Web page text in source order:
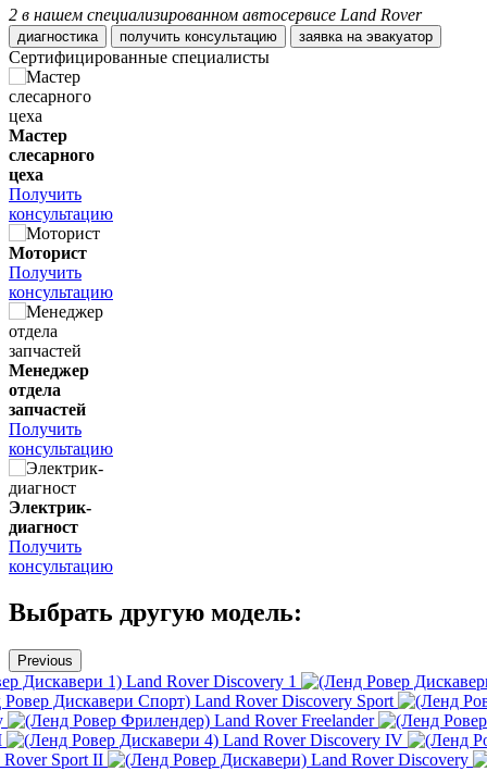
2 в нашем специализированном автосервисе Land Rover
диагностика получить консультацию заявка на эвакуатор
Сертифицированные специалисты
Мастер
слесарного
цеха
Получить
консультацию
Моторист
Получить
консультацию
Менеджер
отдела
запчастей
Получить
консультацию
Электрик-
диагност
Получить
консультацию
Выбрать другую модель:
Previous
Land Rover Discovery 1
Land Rover Discovery Sport
Land Rover Freelander
Land Rover Discovery IV
Rover Sport II
Land Rover Discovery